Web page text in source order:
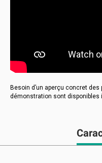
Besoin d’un aperçu concret
démonstration sont disponibles